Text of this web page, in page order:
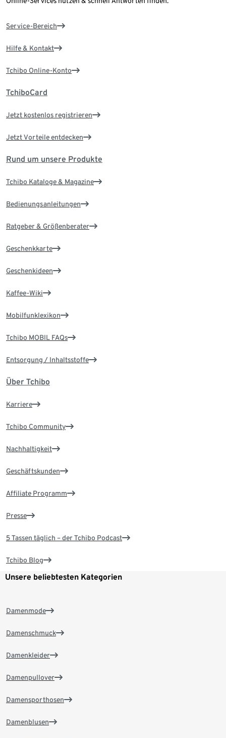
Service-Bereich
Hilfe & Kontakt
Tchibo Online-Konto
TchiboCard
Jetzt kostenlos registrieren
Jetzt Vorteile entdecken
Rund um unsere Produkte
Tchibo Kataloge & Magazine
Bedienungsanleitungen
Ratgeber & Größenberater
Geschenkkarte
Geschenkideen
Kaffee-Wiki
Mobilfunklexikon
Tchibo MOBIL FAQs
Entsorgung / Inhaltsstoffe
Über Tchibo
Karriere
Tchibo Community
Nachhaltigkeit
Geschäftskunden
Affiliate Programm
Presse
5 Tassen täglich – der Tchibo Podcast
Tchibo Blog
Unsere beliebtesten Kategorien
Damenmode
Damenschmuck
Damenkleider
Damenpullover
Damensporthosen
Damenblusen